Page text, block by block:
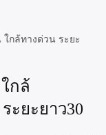
กล้ทางด่วน ระยะ
กล้
ะยะยาว30